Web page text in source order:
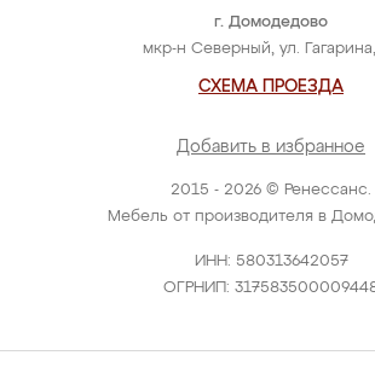
2015 - 2026 © Ренессанс.
Мебель от производителя в
ИНН: 580313642057
ОГРНИП:
г. Домодедово
мкр-н Северный, ул.
СХЕМА ПРОЕЗДА
Добавить в избранное